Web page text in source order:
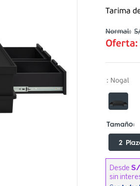
Tarima
: Nogal
2